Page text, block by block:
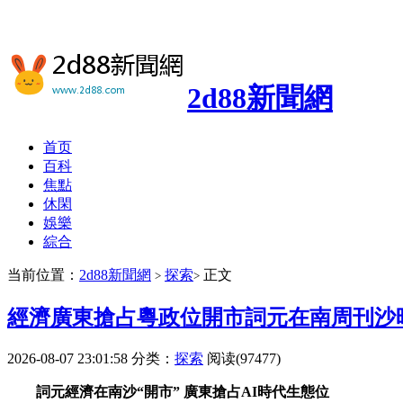
2d88新聞網
首页
百科
焦點
休閑
娛樂
綜合
当前位置： 2d88新聞網 > 探索> 正文
經濟廣東搶占粵政位開市詞元在南周刊沙
2026-08-07 23:01:58 分类： 探索 阅读(97477)
詞元經濟在南沙“開市” 廣東搶占AI時代生態位